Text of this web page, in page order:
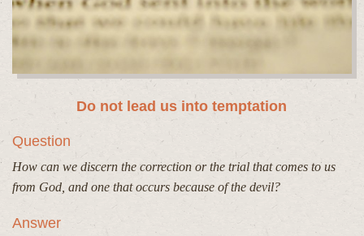
Do not lead us into temptation
Question
How can we discern the correction or the trial that comes to us
from God, and one that occurs because of the devil?
Answer